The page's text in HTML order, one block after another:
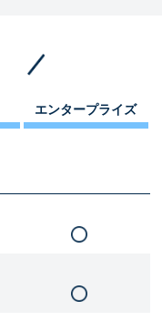
エンタープライズ